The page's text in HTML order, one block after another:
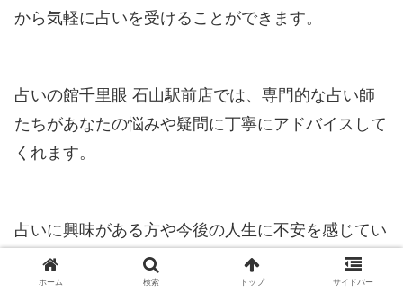
から気軽に占いを受けることができます。
占いの館千里眼 石山駅前店では、専門的な占い師
たちがあなたの悩みや疑問に丁寧にアドバイスして
くれます。
占いに興味がある方や今後の人生に不安を感じてい
る方にとって、電話占いヴェルニは貴重なサービス
となるでしょう。
ホーム 検索 トップ サイドバー